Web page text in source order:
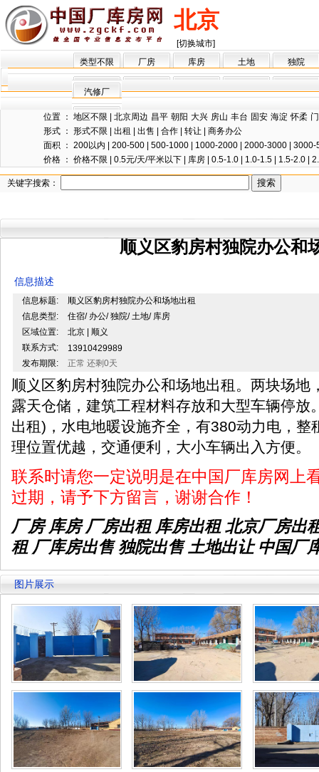
北京
[切换城市]
类型不限
厂房 库房 土地 独院
汽修厂
位置 ： 地区不限 北京周边 昌平 朝阳 大兴 房山 丰台 固安 海淀 怀柔
形式 ： 形式不限 出租 出售 合作 转让
商务办公
面积 ： 200以内 200-500 500-1000 1000-2000 2000-3000
3000-
价格 ： 价格不限 0.5元/天/平米以下 库房 0.5-1.0 1.0-1.5 1.5-2.0
关键字搜索：
顺义区豹房村独院办公和
信息描述
信息标题:
顺义区豹房村独院办公和场地出租
信息类型:
住宿/ 办公/ 独院/ 土地/ 库房
区域位置:
北京 | 顺义
联系方式:
13910429989
发布期限:
正常 还剩0天
顺义区豹房村独院办公和场地出租。两块场地
露天仓储，建筑工程材料存放和大型车辆停放
出租)，水电地暖设施齐全，有380动力电，整
理位置优越，交通便利，大小车辆出入方
联系时请您一定说明是在中国厂库房网上
过期，请予下方留言，谢谢合作！
厂房 库房 厂房出租 库房出租 北京厂房出
租 厂库房出售 独院出售 土地出让 中国厂
图片展示